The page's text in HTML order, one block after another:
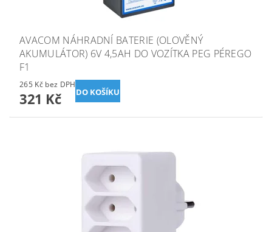
AVACOM NÁHRADNÍ BATERIE (OLOVĚNÝ
AKUMULÁTOR) 6V 4,5AH DO VOZÍTKA PEG PÉREGO
F1
265 Kč bez DPH
321 Kč